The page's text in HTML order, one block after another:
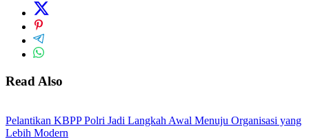
Read Also
Pelantikan KBPP Polri Jadi Langkah Awal Menuju Organisasi yang
Lebih Modern